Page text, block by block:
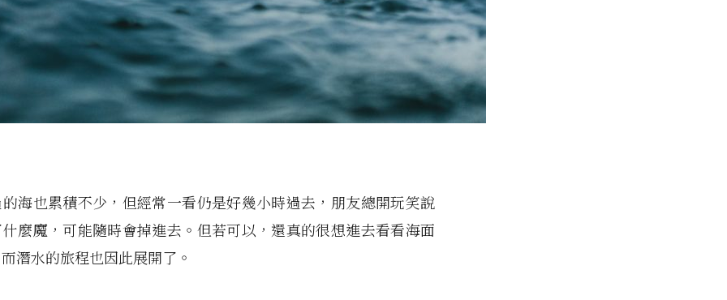
海也累積不少，但經常一看仍是好幾小時過去，朋友總開玩笑說
麼魔，可能隨時會掉進去。但若可以，還真的很想進去看看海面
潛水的旅程也因此展開了。